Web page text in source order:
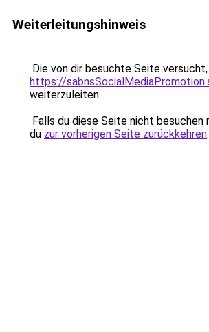
Weiterleitungshinweis
Die von dir besuchte Seite
https://
weiterzuleiten.
Falls du diese Seite nicht
du zur vorherigen Seite zurückkehren.